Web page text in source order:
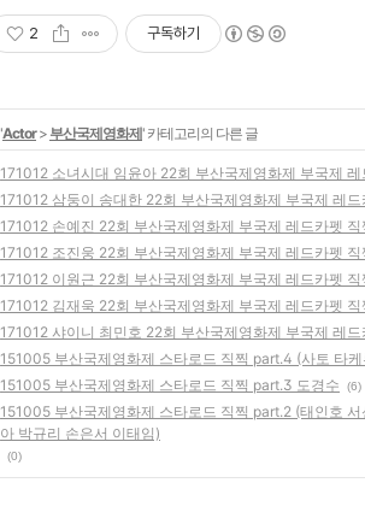
2 구독하기
'Actor> 부산국제영화제' 카테고리의 다른 글
171012 소녀시대 임윤아 22회 부산국제영화제 부국제 레
171012 삼둥이 송대한 22회 부산국제영화제 부국제 레드
171012 손예진 22회 부산국제영화제 부국제 레드카펫 직
171012 조진웅 22회 부산국제영화제 부국제 레드카펫 직
171012 이원근 22회 부산국제영화제 부국제 레드카펫 직
171012 김재욱 22회 부산국제영화제 부국제 레드카펫 직
171012 샤이니 최민호 22회 부산국제영화제 부국제 레드
151005 부산국제영화제 스타로드 직찍 part.4 (사토 타
151005 부산국제영화제 스타로드 직찍 part.3 도경수 (6)
151005 부산국제영화제 스타로드 직찍 part.2 (태인호
아 박규리 손은서 이태임)
(0)